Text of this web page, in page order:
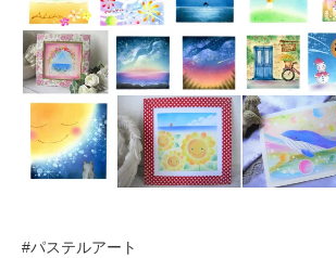
#パステルアート